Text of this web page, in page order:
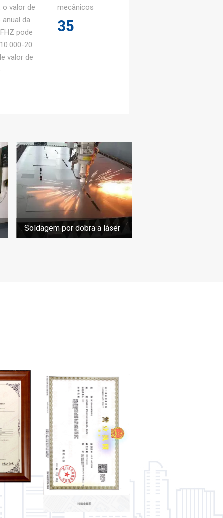
o valor de
da
pode
20
valor de
mecânicos
35
Soldagem por dobra a laser